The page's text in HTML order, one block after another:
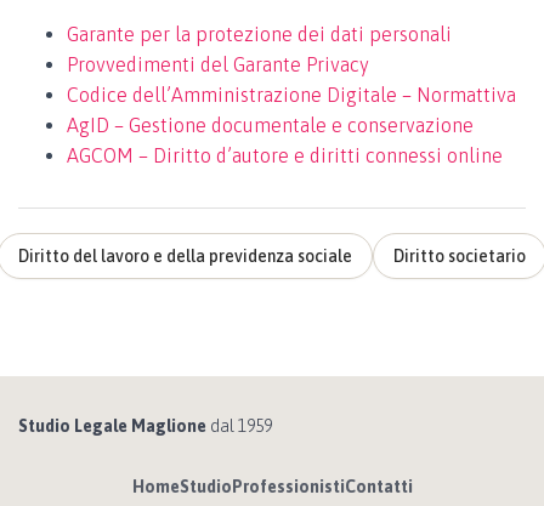
Garante per la protezione dei dati personali
Provvedimenti del Garante Privacy
Codice dell’Amministrazione Digitale – Normattiva
AgID – Gestione documentale e conservazione
AGCOM – Diritto d’autore e diritti connessi online
Diritto del lavoro e della previdenza sociale Diritto societario
Studio Legale Maglione dal 1959
HomeStudio ProfessionistiContatti